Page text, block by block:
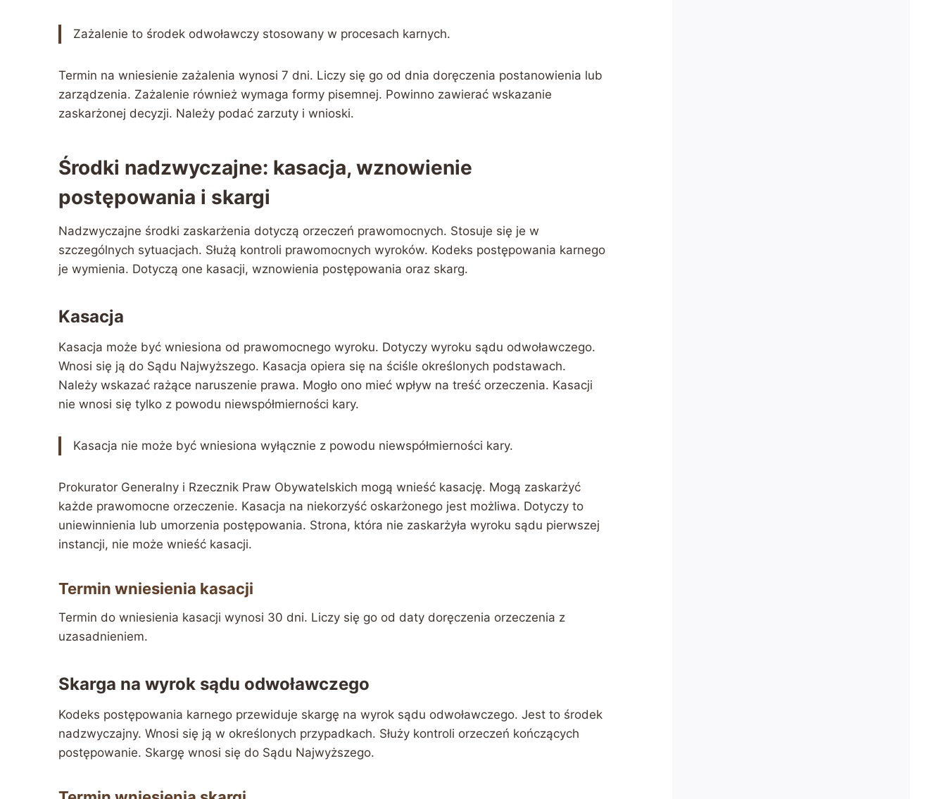
Zażalenie to środek odwoławczy stosowany w procesach karnych.
Termin na wniesienie zażalenia wynosi 7 dni. Liczy się go od dnia doręczenia postanowienia lub
zarządzenia. Zażalenie również wymaga formy pisemnej. Powinno zawierać wskazanie
zaskarżonej decyzji. Należy podać zarzuty i wnioski.
Środki nadzwyczajne: kasacja, wznowienie
postępowania i skargi
Nadzwyczajne środki zaskarżenia dotyczą orzeczeń prawomocnych. Stosuje się je w
szczególnych sytuacjach. Służą kontroli prawomocnych wyroków. Kodeks postępowania karnego
je wymienia. Dotyczą one kasacji, wznowienia postępowania oraz skarg.
Kasacja
Kasacja może być wniesiona od prawomocnego wyroku. Dotyczy wyroku sądu odwoławczego.
Wnosi się ją do Sądu Najwyższego. Kasacja opiera się na ściśle określonych podstawach.
Należy wskazać rażące naruszenie prawa. Mogło ono mieć wpływ na treść orzeczenia. Kasacji
nie wnosi się tylko z powodu niewspółmierności kary.
Kasacja nie może być wniesiona wyłącznie z powodu niewspółmierności kary.
Prokurator Generalny i Rzecznik Praw Obywatelskich mogą wnieść kasację. Mogą zaskarżyć
każde prawomocne orzeczenie. Kasacja na niekorzyść oskarżonego jest możliwa. Dotyczy to
uniewinnienia lub umorzenia postępowania. Strona, która nie zaskarżyła wyroku sądu pierwszej
instancji, nie może wnieść kasacji.
Termin wniesienia kasacji
Termin do wniesienia kasacji wynosi 30 dni. Liczy się go od daty doręczenia orzeczenia z
uzasadnieniem.
Skarga na wyrok sądu odwoławczego
Kodeks postępowania karnego przewiduje skargę na wyrok sądu odwoławczego. Jest to środek
nadzwyczajny. Wnosi się ją w określonych przypadkach. Służy kontroli orzeczeń kończących
postępowanie. Skargę wnosi się do Sądu Najwyższego.